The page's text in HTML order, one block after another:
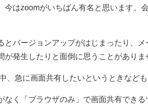
今はzoomがいちばん有名と思います。
とバージョンアップがはじまったり、
が発生したりと面倒に思うことがありま
、急に画面共有したいというときなども
なく「ブラウザのみ」で画面共有できる